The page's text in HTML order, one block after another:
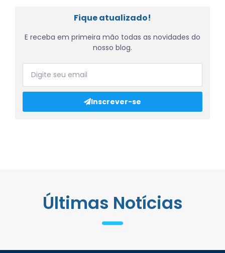
Fique atualizado!
E receba em primeira mão todas as novidades do
nosso blog.
Inscrever-se
Últimas Notícias